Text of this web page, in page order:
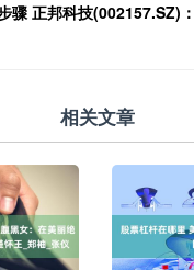
骤 正邦科技(002157.SZ)
相关文章